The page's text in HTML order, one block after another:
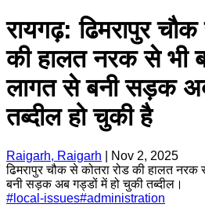
रायगढ़: ढिमरापुर
की हालत नरक से भी
लागत से बनी सड़क
तब्दील हो चुकी है
Raigarh, Raigarh
Nov 2, 2025
ढिमरापुर चौक से कोतरा रोड की हालत
बनी सड़क अब गड्डों में हो चुकी तब्दील।
# local-issues#administration